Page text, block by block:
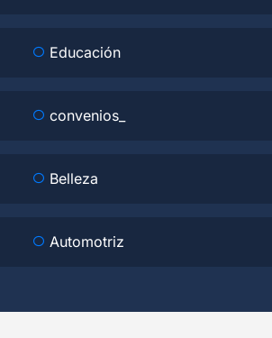
Educación
convenios_
Belleza
Automotriz